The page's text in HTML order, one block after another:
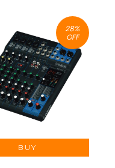
28%
OFF